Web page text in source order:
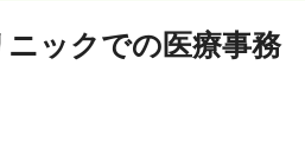
ックでの医療事務